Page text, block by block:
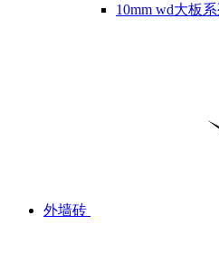
10mm wd大板系
外墙砖